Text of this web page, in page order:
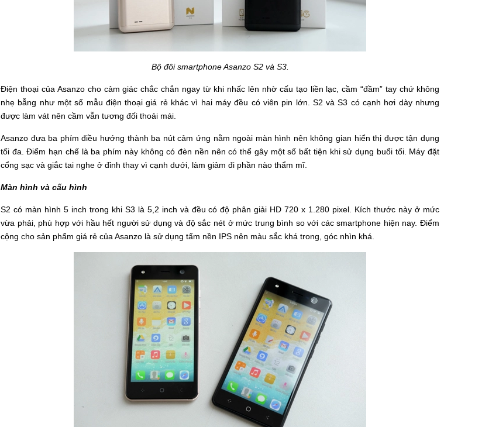
Bộ đôi smartphone Asanzo S2 và S3.
Điện thoại của Asanzo cho cảm giác chắc chắn ngay từ khi nhấc lên nhờ cấu tạo liền lạc, cầm “đầm” tay chứ không
nhẹ bẫng như một số mẫu điện thoại giá rẻ khác vì hai máy đều có viên pin lớn. S2 và S3 có cạnh hơi dày nhưng
được làm vát nên cầm vẫn tương đối thoải mái.
Asanzo đưa ba phím điều hướng thành ba nút cảm ứng nằm ngoài màn hình nên không gian hiển thị được tận dụng
tối đa. Điểm hạn chế là ba phím này không có đèn nền nên có thể gây một số bất tiện khi sử dụng buổi tối. Máy đặt
cổng sạc và giắc tai nghe ở đỉnh thay vì cạnh dưới, làm giảm đi phần nào thẩm mĩ.
Màn hình và cấu hình
S2 có màn hình 5 inch trong khi S3 là 5,2 inch và đều có độ phân giải HD 720 x 1.280 pixel. Kích thước này ở mức
vừa phải, phù hợp với hầu hết người sử dụng và độ sắc nét ở mức trung bình so với các smartphone hiện nay. Điểm
cộng cho sản phẩm giá rẻ của Asanzo là sử dụng tấm nền IPS nên màu sắc khá trong, góc nhìn khá.